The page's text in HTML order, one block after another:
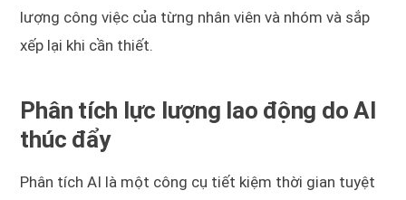
lượng công việc của từng nhân viên và nhóm và sắp
xếp lại khi cần thiết.
Phân tích lực lượng lao động do AI
thúc đẩy
Phân tích AI là một công cụ tiết kiệm thời gian tuyệt